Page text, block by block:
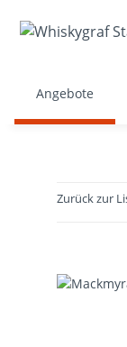
Angebote
Zurück zur